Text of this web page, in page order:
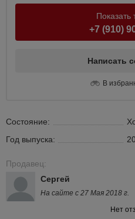
+7 (910)
Написать
В
Состояние:
Год выпуска:
Продавец:
Сергей
На сайте с 27 Мая 2018 г.
Нет